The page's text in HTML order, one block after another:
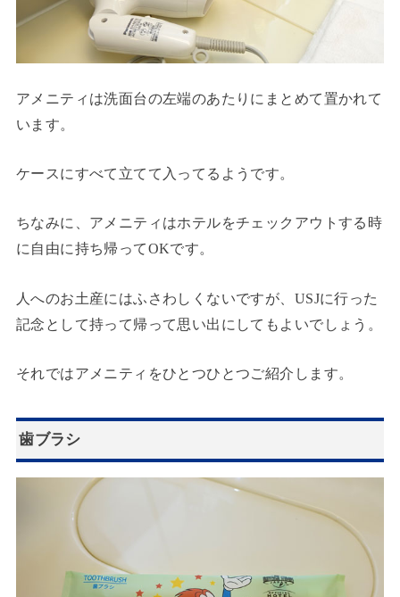
アメニティは洗面台の左端のあたりにまとめて置かれて
います。
ケースにすべて立てて入ってるようです。
ちなみに、アメニティはホテルをチェックアウトする時
に自由に持ち帰ってOKです。
人へのお土産にはふさわしくないですが、USJに行った
記念として持って帰って思い出にしてもよいでしょう。
それではアメニティをひとつひとつご紹介します。
歯ブラシ